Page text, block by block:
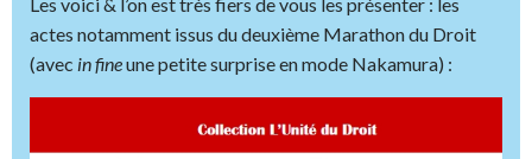
actes notamment issus du deuxième Marathon du Droit
(avec in fineune petite surprise en mode Nakamura) :